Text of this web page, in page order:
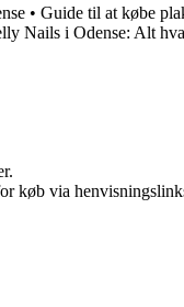
• Guide til at købe
Nails i Odense: Alt
køb via